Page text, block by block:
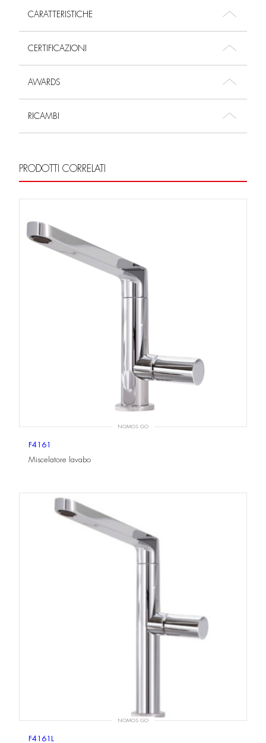
CARATTERISTICHE
CERTIFICAZIONI
AWARDS
RICAMBI
PRODOTTI CORRELATI
NOMOS GO
F4161
Miscelatore lavabo
NOMOS GO
F4161L